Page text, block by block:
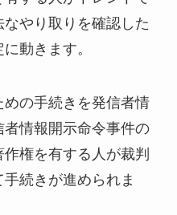
やり取りを確認した
動きます。
めの手続きを発信者情
情報開示命令事件の
権を有する人が裁判
続きが進められま